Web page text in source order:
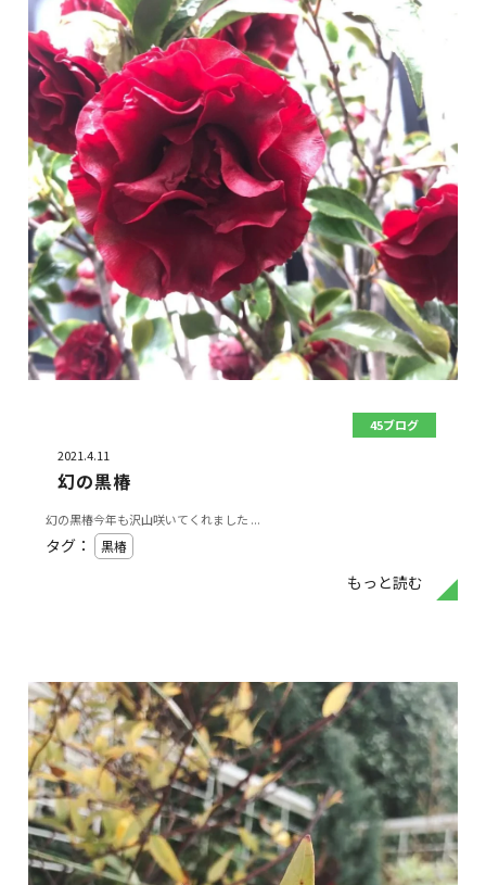
45ブログ
2021.4.11
幻の黒椿
幻の黒椿今年も沢山咲いてくれました ...
もっと読む
タグ： 黒椿